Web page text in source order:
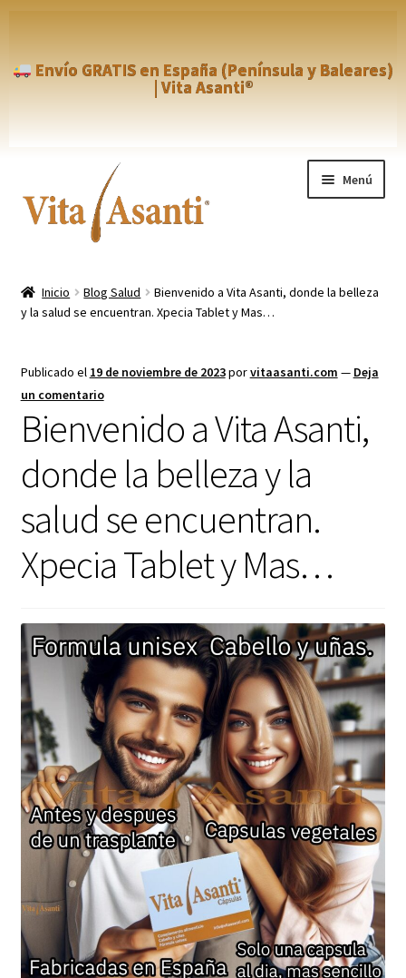
Envío GRATIS en España (Península y Baleares)
| Vita Asanti®
a
la
al
contenido
Menú
Aviso Legal
Blog
Contacto
Marcas
Opiniones Vita Asanti | Reseñas reales de nuestros clientes
Panel de afiliado
Política de Cookies
Política de Envíos | Vita Asanti
Política de Privacidad
Protección de Datos
Registro de afiliados
Términos y condiciones de venta y Política de devoluciones
Política de privacidad
Inicio Blog Salud
Bienvenido a Vita Asanti, donde la belleza
y la salud se encuentran. Xpecia Tablet y Mas…
Publicado el 19 de noviembre de 2023porvitaasanti.com — Deja
un comentario
Bienvenido a Vita Asanti,
donde la belleza y la
salud se encuentran.
Xpecia Tablet y Mas…